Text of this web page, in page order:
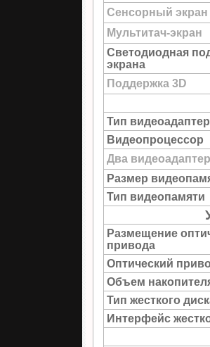
Сенсорный экран
Мультитач-экран
Светодиодная
экрана
Поддержка 3D
Тип
Видеопроцессор
Два
Размер
Тип видеопамяти
Размещение
привода
Оптический
Объем
Тип жесткого
Интерфейс